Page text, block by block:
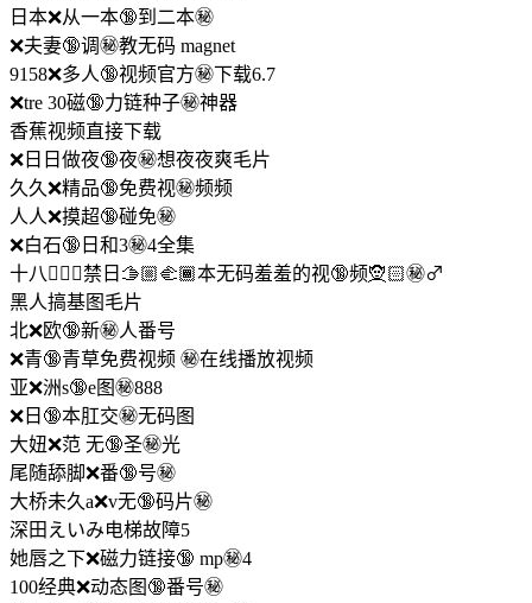
日本❌从一本🔞到二本㊙️
❌夫妻🔞调㊙️教无码 magnet
9158❌多人🔞视频官方㊙️下载6.7
❌tre 30磁🔞力链种子㊙️神器
香蕉视频直接下载
❌日日做夜🔞夜㊙️想夜夜爽毛片
久久❌精品🔞免费视㊙️频频
人人❌摸超🔞碰免㊙️
❌白石🔞日和3㊙️4全集
十八🧖‍♂❌️禁日🫱🏼‍🫲🏾本无码羞羞的视🔞频🧝🏻㊙️‍♂
黑人搞基图毛片
北❌欧🔞新㊙️人番号
❌青🔞青草免费视频 ㊙️在线播放视频
亚❌洲s🔞e图㊙️888
❌日🔞本肛交㊙️无码图
大妞❌范 无🔞圣㊙️光
尾随舔脚❌番🔞号㊙️
大桥未久a❌v无🔞码片㊙️
深田えいみ电梯故障5
她唇之下❌磁力链接🔞 mp㊙️4
100经典❌动态图🔞番号㊙️